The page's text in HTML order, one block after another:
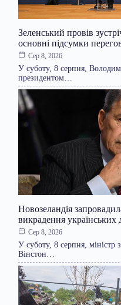
Зеленський провів
основні підсумки
Сер 8, 2026
У суботу, 8 серпня,
президентом…
Новозеландія
викрадення українських
Сер 8, 2026
У суботу, 8 серпня, міністр
Вінстон…